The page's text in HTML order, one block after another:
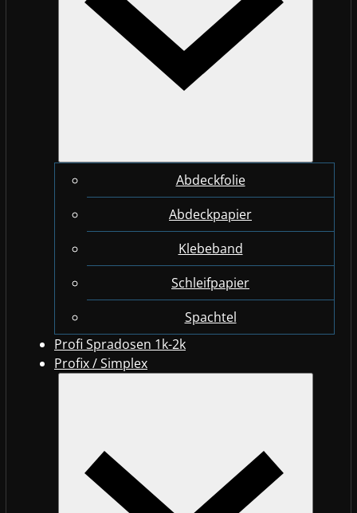
Abdeckfolie
Abdeckpapier
Klebeband
Schleifpapier
Spachtel
Profi Spradosen 1k-2k
Profix / Simplex